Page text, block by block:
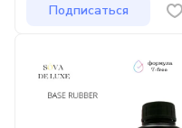
Подписаться